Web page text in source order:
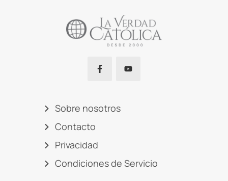
Sobre nosotros
Contacto
Privacidad
Condiciones de Servicio